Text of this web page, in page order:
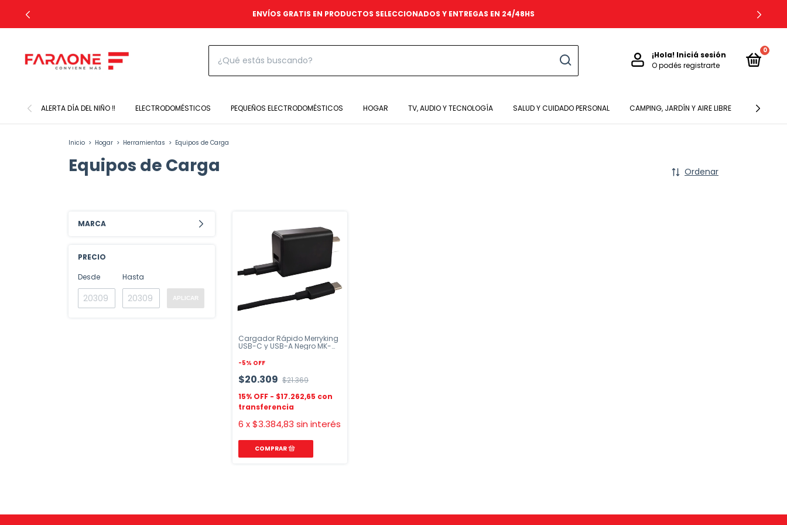
ENVÍOS GRATIS EN PRODUCTOS SELECCIONADOS Y ENTREGAS EN 24/48HS
¡Hola! Iniciá sesión
O podés registrarte
0
ALERTA DÍA DEL NIÑO ‼️ ELECTRODOMÉSTICOS PEQUEÑOS ELECTRODOMÉSTICOS HOGAR TV, AUDIO Y TECNOLOGÍA SALUD Y CUIDADO PERSONAL CAMPING, JARDÍN Y AIRE LIBRE BEBES Y
Inicio > Hogar > Herramientas > Equipos de Carga
Equipos de Carga Ordenar
MARCA
PRECIO
Desde
Hasta
APLICAR
Cargador Rápido Merryking
USB-C y USB-A Negro MK-
-5% OFF
$20.309 $21.369
$17.262,65
6 x$3.384,83 sin interés